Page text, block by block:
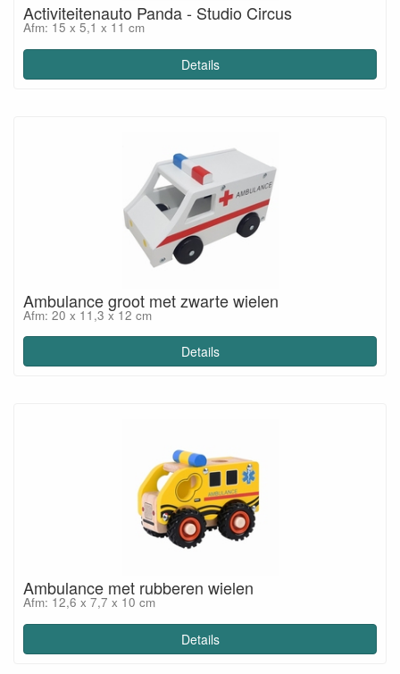
Activiteitenauto Panda - Studio Circus
Afm: 15 x 5,1 x 11 cm
Details
Ambulance groot met zwarte wielen
Afm: 20 x 11,3 x 12 cm
Details
Ambulance met rubberen wielen
Afm: 12,6 x 7,7 x 10 cm
Details